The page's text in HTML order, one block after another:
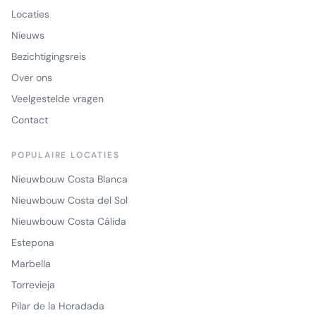
Locaties
Nieuws
Bezichtigingsreis
Over ons
Veelgestelde vragen
Contact
POPULAIRE LOCATIES
Nieuwbouw Costa Blanca
Nieuwbouw Costa del Sol
Nieuwbouw Costa Cálida
Estepona
Marbella
Torrevieja
Pilar de la Horadada